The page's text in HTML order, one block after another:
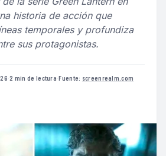
historia de acción que
temporales y profundiza
sus protagonistas.
·2 min de lectura·Fuente: screenrealm.com